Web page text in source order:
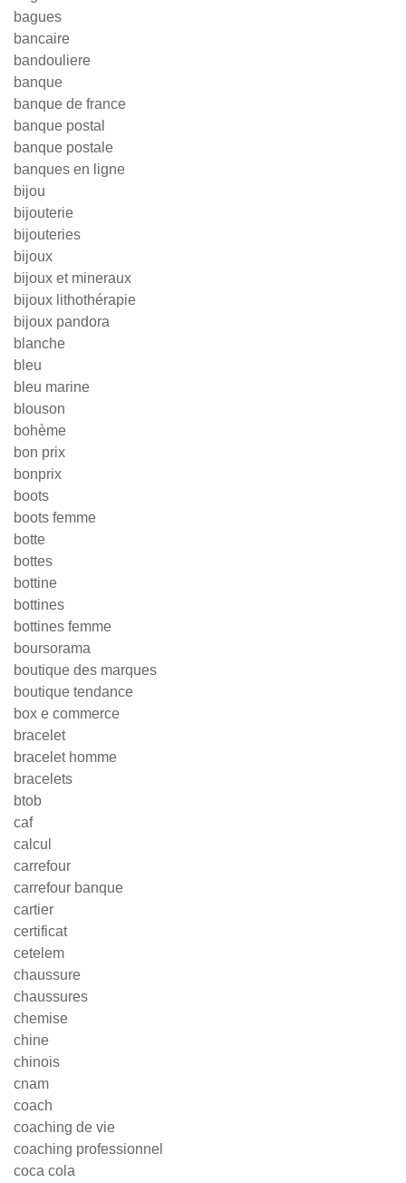
bagues
bancaire
bandouliere
banque
banque de france
banque postal
banque postale
banques en ligne
bijou
bijouterie
bijouteries
bijoux
bijoux et mineraux
bijoux lithothérapie
bijoux pandora
blanche
bleu
bleu marine
blouson
bohème
bon prix
bonprix
boots
boots femme
botte
bottes
bottine
bottines
bottines femme
boursorama
boutique des marques
boutique tendance
box e commerce
bracelet
bracelet homme
bracelets
btob
caf
calcul
carrefour
carrefour banque
cartier
certificat
cetelem
chaussure
chaussures
chemise
chine
chinois
cnam
coach
coaching de vie
coaching professionnel
coca cola